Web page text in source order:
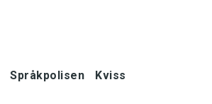
Språkpolisen Kviss